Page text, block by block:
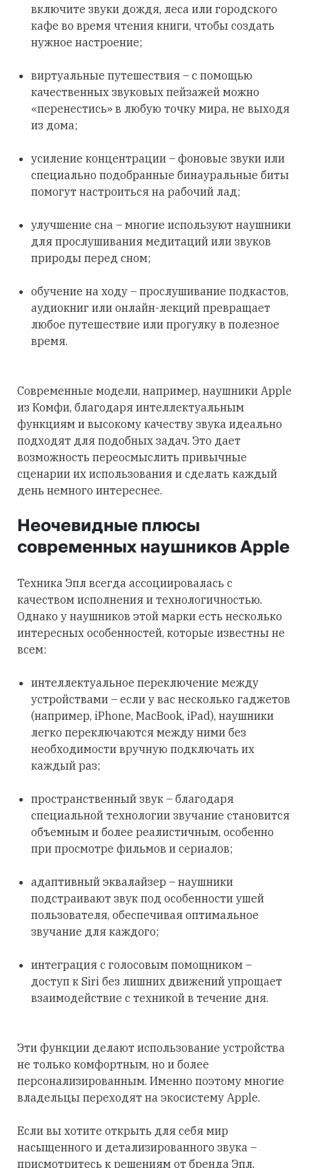
включите звуки дождя, леса или городского
кафе во время чтения книги, чтобы создать
нужное настроение;
виртуальные путешествия – с помощью
качественных звуковых пейзажей можно
«перенестись» в любую точку мира, не выходя
из дома;
усиление концентрации – фоновые звуки или
специально подобранные бинауральные биты
помогут настроиться на рабочий лад;
улучшение сна – многие используют наушники
для прослушивания медитаций или звуков
природы перед сном;
обучение на ходу – прослушивание подкастов,
аудиокниг или онлайн-лекций превращает
любое путешествие или прогулку в полезное
время.
Современные модели, например, наушники Apple
из Комфи, благодаря интеллектуальным
функциям и высокому качеству звука идеально
подходят для подобных задач. Это дает
возможность переосмыслить привычные
сценарии их использования и сделать каждый
день немного интереснее.
Неочевидные плюсы
современных наушников Apple
Техника Эпл всегда ассоциировалась с
качеством исполнения и технологичностью.
Однако у наушников этой марки есть несколько
интересных особенностей, которые известны не
всем:
интеллектуальное переключение между
устройствами – если у вас несколько гаджетов
(например, iPhone, MacBook, iPad), наушники
легко переключаются между ними без
необходимости вручную подключать их
каждый раз;
пространственный звук – благодаря
специальной технологии звучание становится
объемным и более реалистичным, особенно
при просмотре фильмов и сериалов;
адаптивный эквалайзер – наушники
подстраивают звук под особенности ушей
пользователя, обеспечивая оптимальное
звучание для каждого;
интеграция с голосовым помощником –
доступ к Siri без лишних движений упрощает
взаимодействие с техникой в течение дня.
Эти функции делают использование устройства
не только комфортным, но и более
персонализированным. Именно поэтому многие
владельцы переходят на экосистему Apple.
Если вы хотите открыть для себя мир
насыщенного и детализированного звука –
присмотритесь к решениям от бренда Эпл.